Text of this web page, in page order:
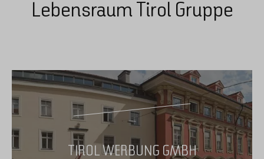
Lebensraum Tirol Gruppe
TIROL WERBUNG GMBH